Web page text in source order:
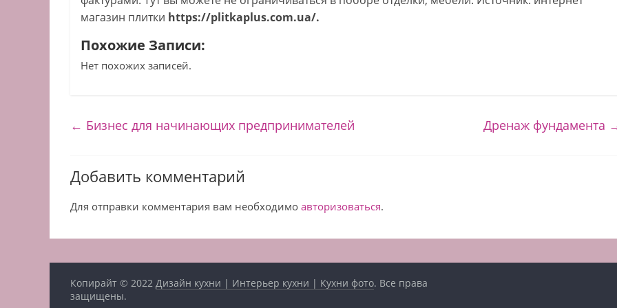
магазин плитки https://plitkaplus.com.ua/.
Похожие Записи:
Нет похожих записей.
← Бизнес для начинающих предпринимателей Дренаж фундамента
Добавить комментарий
Для отправки комментария вам необходимо авторизоваться.
Копирайт © 2022 Дизайн кухни | Интерьер кухни | Кухни фото. Все права
защищены.